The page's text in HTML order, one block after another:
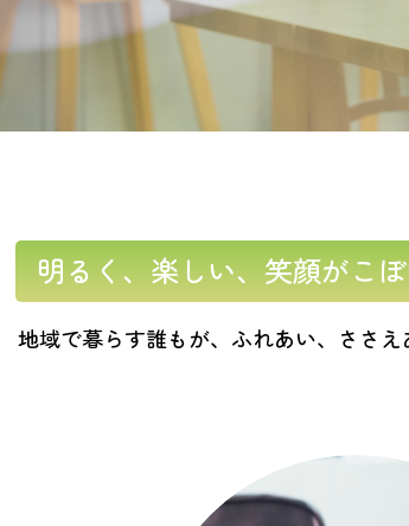
明るく、楽しい、笑顔がこ
地域で暮らす誰もが、ふれあい、ささ